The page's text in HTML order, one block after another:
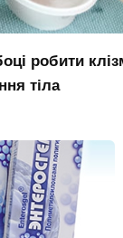
робити
тіла